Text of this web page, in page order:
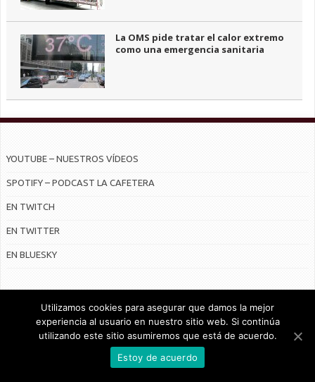
La OMS pide tratar el calor extremo
como una emergencia sanitaria
YOUTUBE – NUESTROS VÍDEOS
SPOTIFY – PODCAST LA CAFETERA
EN TWITCH
EN TWITTER
EN BLUESKY
© Radiocable en Internet S.L.
CONTRATO DE SERVICIOS Y POLÍTICA DE PRIVACIDAD
Utilizamos cookies para asegurar que damos la mejor
experiencia al usuario en nuestro sitio web. Si continúa
utilizando este sitio asumiremos que está de acuerdo.
Estoy de acuerdo